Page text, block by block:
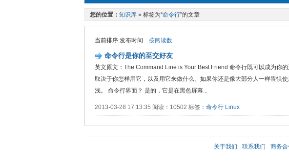
您的位置： 知识库 » 标签为“命令行”的文章
当前排序:发布时间 按阅读数
命令行是你的至交好友
英文原文：The Command Line is Your Best Friend 命令行既可以成为你
取决于你怎样用它，以及用它来做什么。如果你还是像大部分人一样畏惧
浅。 命令行界面？ 是的，它是在黑色屏幕...
2013-03-28 17:13:35 阅读：10502 标签： 命令行 Linux
关于我们 联系我们 商务